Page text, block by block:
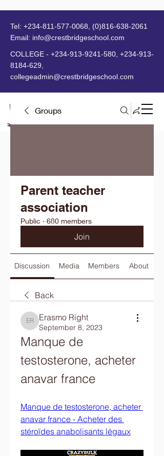
MENU
Tel: +234-811-577-0068
(0)816-638-2061
Email: info@crestbridgeschool.com
COLLEGE - +234-913-9241-580 +234-913-
8184-629
collegeadmin@crestbridgeschool.com
Groups
Parent teacher
association
Public · 680 members
Join
Discussion Media Members About
Back
Erasmo Right
Erasmo Right
September 8, 2023
Manque de
testosterone, acheter
anavar france
Manque de testosterone, acheter
anavar france - Acheter des
stéroïdes anabolisants légaux